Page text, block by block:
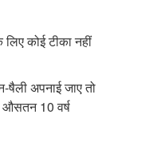
कोई टीका नहीं
षैली अपनाई जाए तो
औसतन 10 वर्ष